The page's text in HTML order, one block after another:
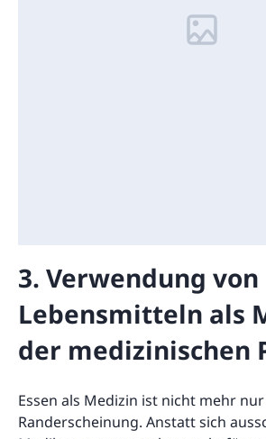
3. Verwendung von
Lebensmitteln als
der medizinischen
Essen als Medizin ist nicht mehr
Randerscheinung. Anstatt sich